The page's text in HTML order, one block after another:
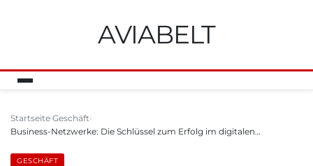
AVIABELT
Startseite Geschäft
Business-Netzwerke: Die Schlüssel zum Erfolg im digitalen…
GESCHÄFT